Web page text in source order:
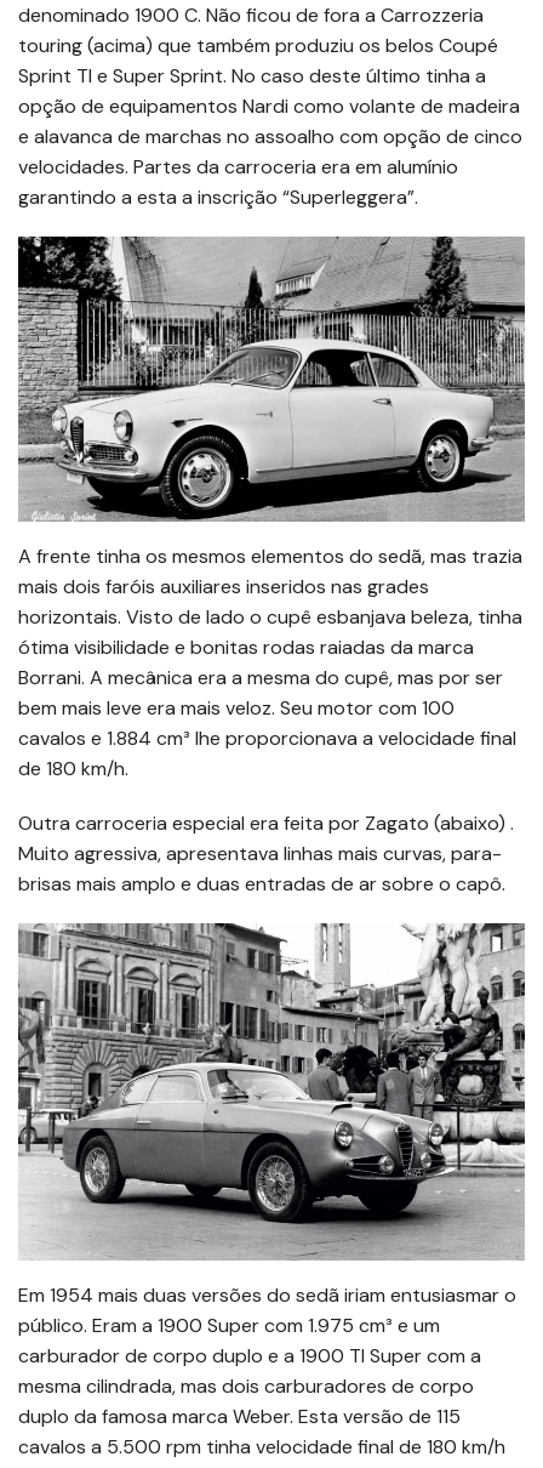
denominado 1900 C. Não ficou de fora a Carrozzeria
touring (acima) que também produziu os belos Coupé
Sprint TI e Super Sprint. No caso deste último tinha a
opção de equipamentos Nardi como volante de madeira
e alavanca de marchas no assoalho com opção de cinco
velocidades. Partes da carroceria era em alumínio
garantindo a esta a inscrição “Superleggera”.
A frente tinha os mesmos elementos do sedã, mas trazia
mais dois faróis auxiliares inseridos nas grades
horizontais. Visto de lado o cupê esbanjava beleza, tinha
ótima visibilidade e bonitas rodas raiadas da marca
Borrani. A mecânica era a mesma do cupê, mas por ser
bem mais leve era mais veloz. Seu motor com 100
cavalos e 1.884 cm³ lhe proporcionava a velocidade final
de 180 km/h.
Outra carroceria especial era feita por Zagato (abaixo) .
Muito agressiva, apresentava linhas mais curvas, para-
brisas mais amplo e duas entradas de ar sobre o capô.
Em 1954 mais duas versões do sedã iriam entusiasmar o
público. Eram a 1900 Super com 1.975 cm³ e um
carburador de corpo duplo e a 1900 TI Super com a
mesma cilindrada, mas dois carburadores de corpo
duplo da famosa marca Weber. Esta versão de 115
cavalos a 5.500 rpm tinha velocidade final de 180 km/h